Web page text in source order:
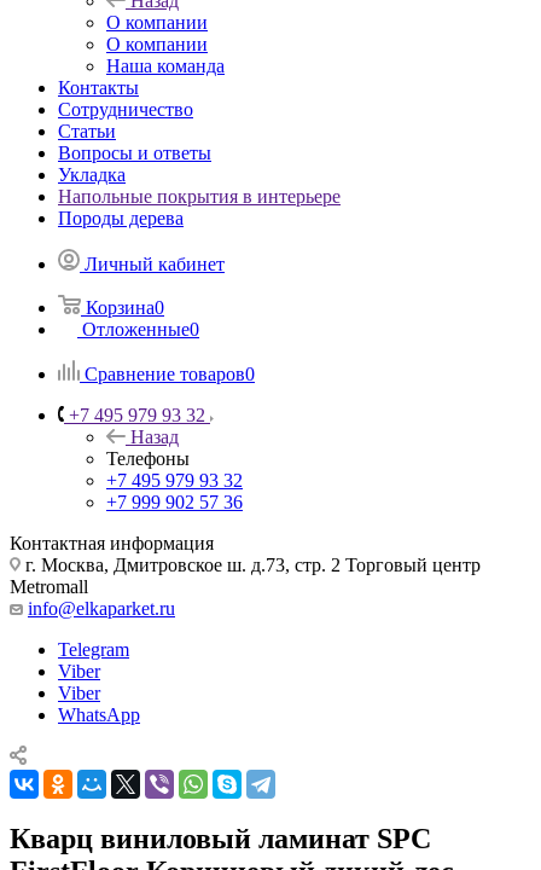
О компании
О компании
Наша команда
Контакты
Сотрудничество
Статьи
Вопросы и ответы
Укладка
Напольные покрытия в интерьере
Породы дерева
Личный кабинет
Корзина0
Отложенные0
Сравнение товаров0
+7 495 979 93 32
Назад
Телефоны
+7 495 979 93 32
+7 999 902 57 36
Контактная информация
г. Москва, Дмитровское ш. д.73, стр. 2 Торговый центр
Metromall
info@elkaparket.ru
Telegram
Viber
Viber
WhatsApp
Кварц виниловый ламинат SPC